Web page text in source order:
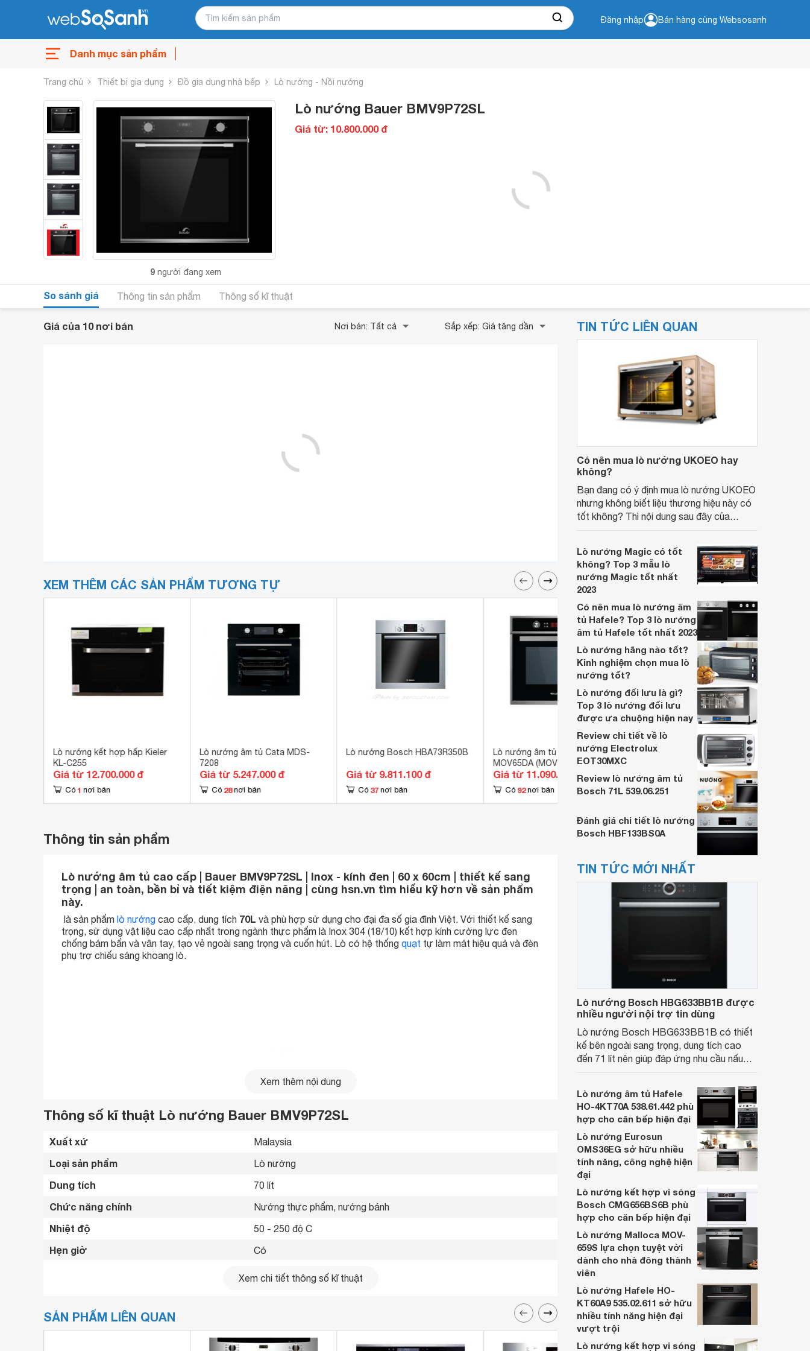
Đăng nhập Bán hàng cùng Websosanh
Danh mục sản phẩm
Trang chủ Thiết bị gia dụng Đồ gia dụng nhà bếp Lò nướng - Nồi nướng
9 người đang xem
Lò nướng Bauer BMV9P72SL
Giá từ: 10.800.000 đ
So sánh giá Thông tin sản phẩm Thông số kĩ thuật
Giá của 10 nơi bán Nơi bán: Tất cả Sắp xếp: Giá tăng dần
XEM THÊM CÁC SẢN PHẨM TƯƠNG TỰ
Lò nướng kết hợp hấp Kieler
KL-C255
Giá từ 12.700.000 đ
Có 1 nơi bán
Lò nướng âm tủ Cata MDS-
7208
Giá từ 5.247.000 đ
Có 28 nơi bán
Lò nướng Bosch HBA73R350B
Giá từ 9.811.100 đ
Có 37 nơi bán
Lò nướng âm tủ Malloca
MOV65DA (MOV-65DA) - 65 lít,
3100W
Giá từ 11.090.900 đ
Có 92 nơi bán
Lò nướng âm tủ Malloca EB-
8BC20 - 57 lít, 2100W
Giá từ 11.779.900 đ
Có 25 nơi bán
Thông tin sản phẩm
Lò nướng âm tủ cao cấp | Bauer BMV9P72SL | Inox - kính đen | 60 x 60cm | thiết kế sang
trọng | an toàn, bền bỉ và tiết kiệm điện năng | cùng hsn.vn tìm hiểu kỹ hơn về sản phẩm
này.
là sản phẩm lò nướng cao cấp, dung tích 70L và phù hợp sử dụng cho đại đa số gia đình Việt. Với thiết kế sang
trọng, sử dụng vật liệu cao cấp nhất trong ngành thực phẩm là Inox 304 (18/10) kết hợp kính cường lực đen
chống bám bẩn và vân tay, tạo vẻ ngoài sang trọng và cuốn hút. Lò có hệ thống quạt tự làm mát hiệu quả và đèn
phụ trợ chiếu sáng khoang lò.
Xem thêm nội dung
Thông số kĩ thuật Lò nướng Bauer BMV9P72SL
Xuất xứ Malaysia
Loại sản phẩm Lò nướng
Dung tích 70 lít
Chức năng chính Nướng thực phẩm, nướng bánh
Nhiệt độ 50 - 250 độ C
Hẹn giờ Có
595 x 565 x 595 mm
Xem chi tiết thông số kĩ thuật
SẢN PHẨM LIÊN QUAN
TIN TỨC LIÊN QUAN
Có nên mua lò nướng UKOEO hay
không?
Bạn đang có ý định mua lò nướng UKOEO
nhưng không biết liệu thương hiệu này có
tốt không? Thì nội dung sau đây của
Lò nướng Magic có tốt
không? Top 3 mẫu lò
nướng Magic tốt nhất
2023
Có nên mua lò nướng âm
tủ Hafele? Top 3 lò nướng
âm tủ Hafele tốt nhất 2023
Lò nướng hãng nào tốt?
Kinh nghiệm chọn mua lò
nướng tốt?
Lò nướng đối lưu là gì?
Top 3 lò nướng đối lưu
được ưa chuộng hiện nay
Review chi tiết về lò
nướng Electrolux
EOT30MXC
Review lò nướng âm tủ
Bosch 71L 539.06.251
Đánh giá chi tiết lò nướng
Bosch HBF133BS0A
TIN TỨC MỚI NHẤT
Lò nướng Bosch HBG633BB1B được
nhiều người nội trợ tin dùng
Lò nướng Bosch HBG633BB1B có thiết
kế bên ngoài sang trọng, dung tích cao
đến 71 lít nên giúp đáp ứng nhu cầu nấu
đông thành viên. Đây sẽ là chiếc lò nướng
giúp người nội trợ chuẩn bị bữa cơm cho
gia đình với thực đơn phong phú, thơm
ngon.
Lò nướng âm tủ Hafele
HO-4KT70A 538.61.442 phù
hợp cho căn bếp hiện đại
Lò nướng Eurosun
OMS36EG sở hữu nhiều
tính năng, công nghệ hiện
đại
Lò nướng kết hợp vi sóng
Bosch CMG656BS6B phù
hợp cho căn bếp hiện đại
Lò nướng Malloca MOV-
659S lựa chọn tuyệt vời
dành cho nhà đông thành
viên
Lò nướng Hafele HO-
KT60A9 535.02.611 sở hữu
nhiều tính năng hiện đại
vượt trội
Lò nướng kết hợp vi sóng